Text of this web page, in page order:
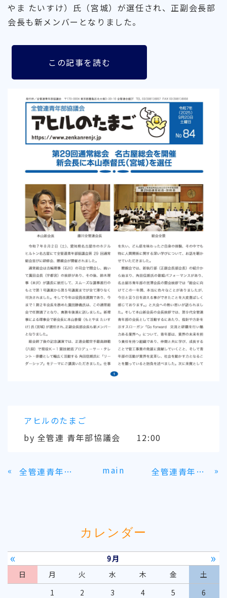
やま たいすけ）氏（宮城）が選任され、正副会長部
会長も新メンバーとなりました。
この記事を読む
アヒルのたまご
by 全管連 青年部協議会 12:00
« 全管連青年部協議会 第29回通常総会報告 main 全管連青年部 2025広島水道展にブース出展 »
カレンダー
« 9月 »
日 月 火 水 木 金
土
1
2 3 4 5
6